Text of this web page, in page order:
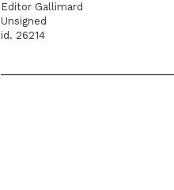
Editor Gallimard
Unsigned
id. 26214